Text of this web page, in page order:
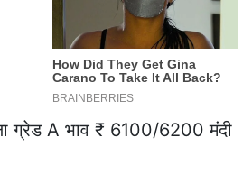
ग्रेड A भाव ₹ 6100/6200 मंदी